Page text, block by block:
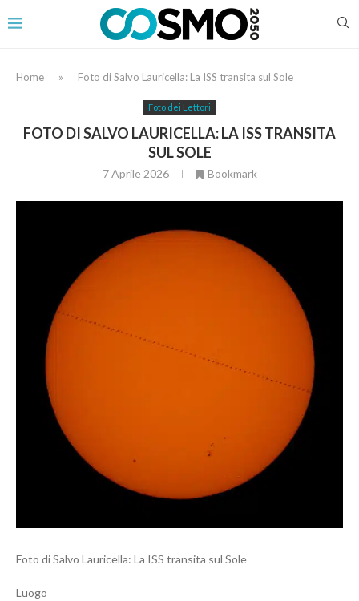
Home » Foto di Salvo Lauricella: La ISS transita sul Sole
Foto dei Lettori
FOTO DI SALVO LAURICELLA: LA ISS TRANSITA
SUL SOLE
7 Aprile 2026 Bookmark
Foto di Salvo Lauricella: La ISS transita sul Sole
Luogo